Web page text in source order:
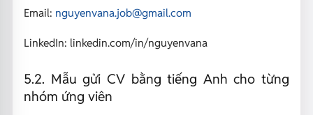
Email: nguyenvana.job@gmail.com
LinkedIn: linkedin.com/in/nguyenvana
5.2. Mẫu gửi CV bằng tiếng Anh cho từng
nhóm ứng viên